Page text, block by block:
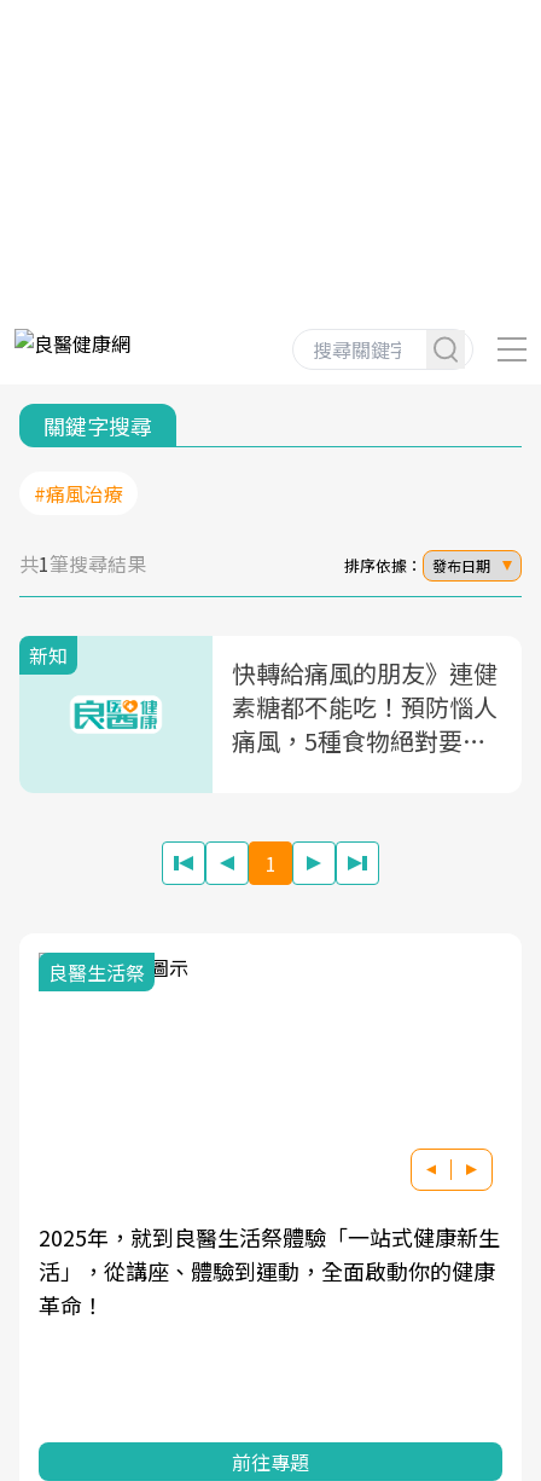
關鍵字搜尋
#痛風治療
共1筆搜尋結果 排序依據： 發布日期
新知
快轉給痛風的朋友》連健
素糖都不能吃！預防惱人
痛風，5種食物絕對要忌
1
我與健康韌性的距離
良醫健康網從「換季的身體變化」出發，透過醫
學觀點與日常感受的對話，建立對亞健康的認
知，進而引導實際的改善行動。
前往專題